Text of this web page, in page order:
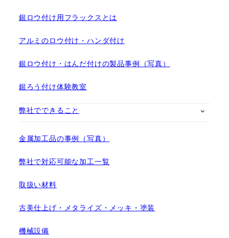
銀ロウ付け用フラックスとは
アルミのロウ付け・ハンダ付け
銀ロウ付け・はんだ付けの製品事例（写真）
銀ろう付け体験教室
弊社でできること
金属加工品の事例（写真）
弊社で対応可能な加工一覧
取扱い材料
古美仕上げ・メタライズ・メッキ・塗装
機械設備